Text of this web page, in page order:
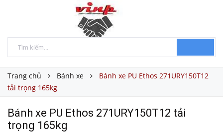
Trang chủ Bánh xe
Bánh xe PU Ethos 271URY150T12
tải trọng 165kg
Bánh xe PU Ethos 271URY150T12 tải
trọng 165kg